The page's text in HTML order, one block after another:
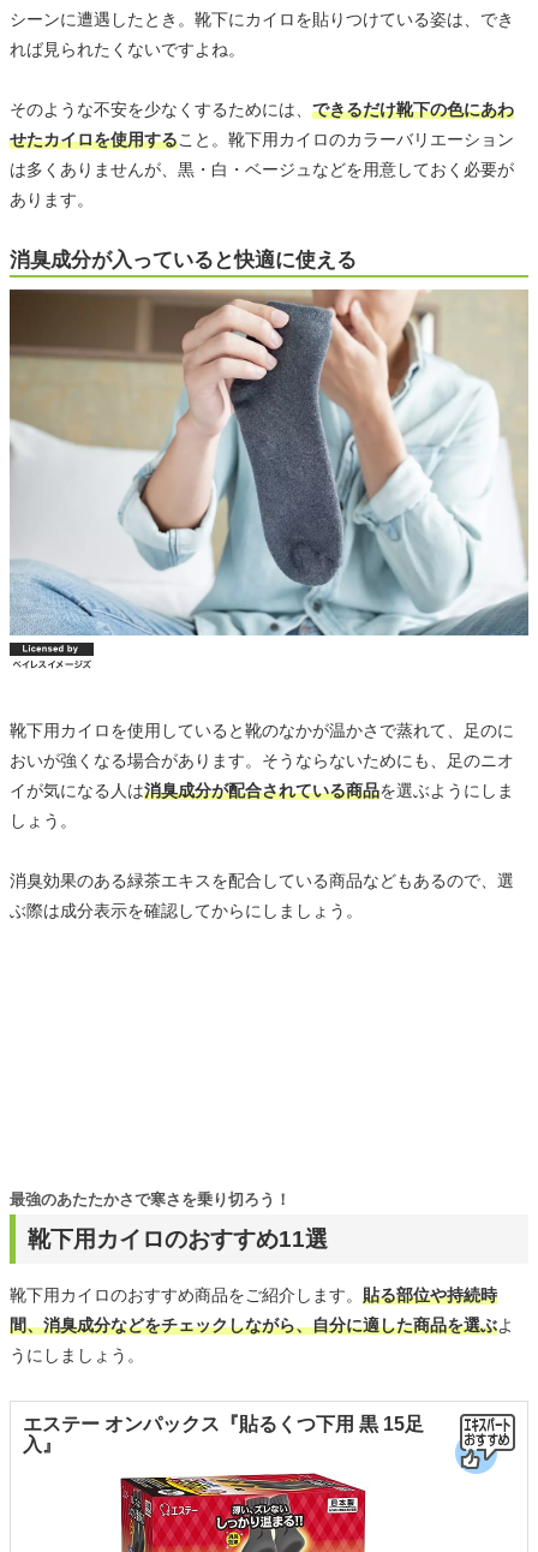
シーンに遭遇したとき。靴下にカイロを貼りつけている姿は、でき
れば見られたくないですよね。
そのような不安を少なくするためには、 できるだけ靴下の色にあわ
せたカイロを使用すること。靴下用カイロのカラーバリエーション
は多くありませんが、黒・白・ベージュなどを用意しておく必要が
あります。
消臭成分が入っていると快適に使える
靴下用カイロを使用していると靴のなかが温かさで蒸れて、足のに
おいが強くなる場合があります。そうならないためにも、足のニオ
イが気になる人は消臭成分が配合されている商品を選ぶようにしま
しょう。
消臭効果のある緑茶エキスを配合している商品などもあるので、選
ぶ際は成分表示を確認してからにしましょう。
靴下用カイロのおすすめ11選
最強のあたたかさで寒さを乗り切ろう！
靴下用カイロのおすすめ商品をご紹介します。 貼る部位や持続時
間、消臭成分などをチェックしながら、自分に適した商品を選ぶよ
うにしましょう。
エステー オンパックス『貼るくつ下用 黒 15足
入』